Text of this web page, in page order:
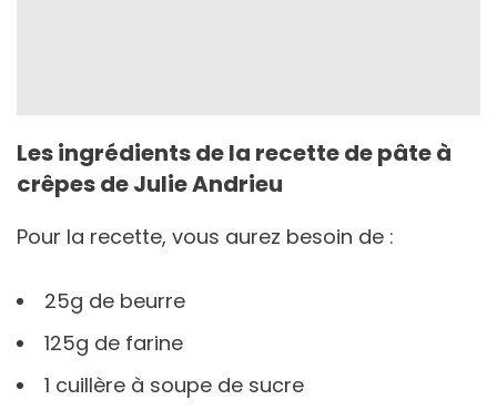
Les ingrédients de la recette de pâte à
crêpes de Julie Andrieu
Pour la recette, vous aurez besoin de :
25g de beurre
125g de farine
1 cuillère à soupe de sucre